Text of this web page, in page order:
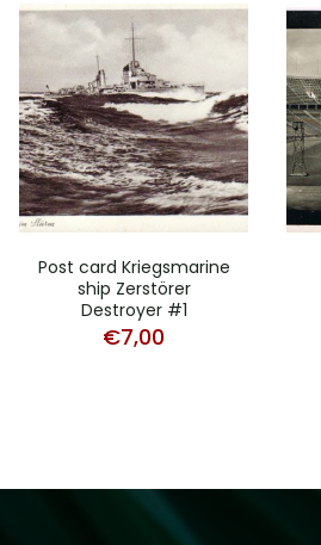
Post card Kriegsmarine
ship Zerstörer
Destroyer #1
€7,00